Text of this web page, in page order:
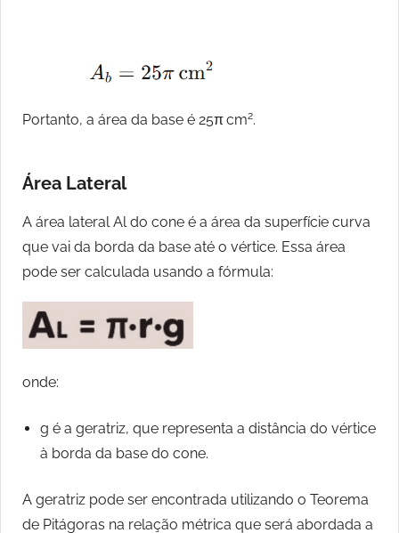
Portanto, a área da base é 25π cm2.
Área Lateral
A área lateral Al do cone é a área da superfície curva
que vai da borda da base até o vértice. Essa área
pode ser calculada usando a fórmula:
onde:
g é a geratriz, que representa a distância do vértice
à borda da base do cone.
A geratriz pode ser encontrada utilizando o Teorema
de Pitágoras na relação métrica que será abordada a